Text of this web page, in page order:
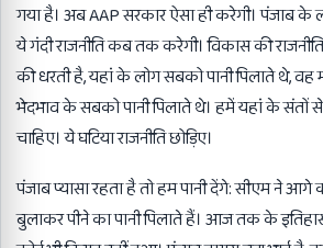
गया है। अब AAP सरकार ऐसा ही करेगी। पंजाब
ये गंदी राजनीति कब तक करेगी। विकास की
की धरती है, यहां के लोग सबको पानी पिलाते थे, वह
भेदभाव के सबको पानी पिलाते थे। हमें यहां के संतों
चाहिए। ये घटिया राजनीति छोड़िए।
पंजाब प्यासा रहता है तो हम पानी देंगे: सीएम ने
बुलाकर पीने का पानी पिलाते हैं। आज तक के